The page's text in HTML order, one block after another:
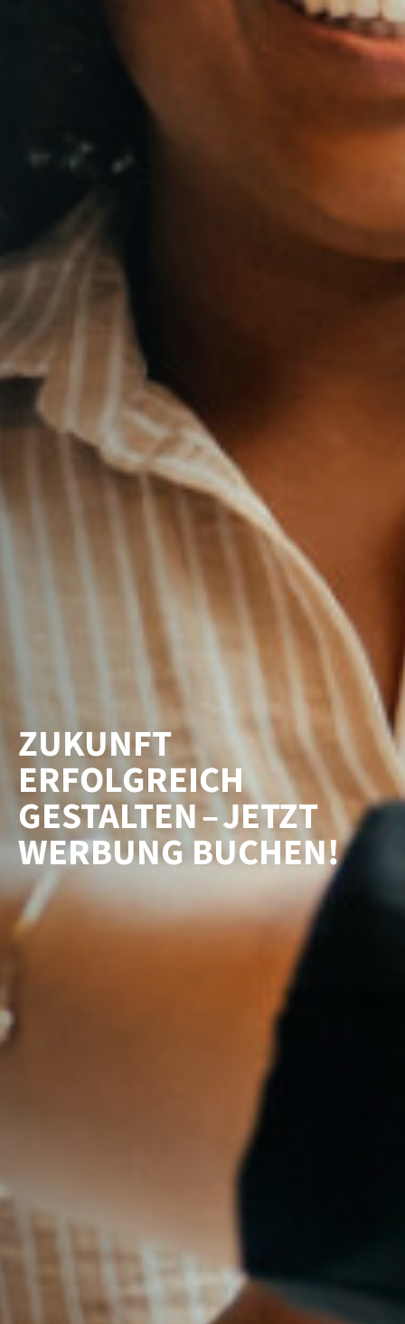
ZUKUNFT
ERFOLGREICH
GESTALTEN – JETZT
WERBUNG BUCHEN!